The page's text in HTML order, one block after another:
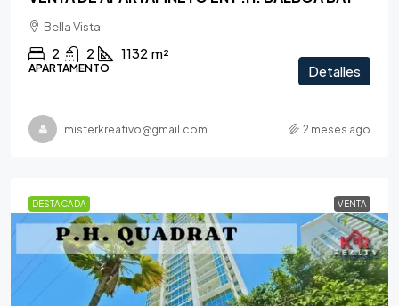
Bella Vista
2 2 1132 m²
APARTAMENTO Detalles
misterkreativo@gmail.com 2 meses ago
DESTACADA VENTA